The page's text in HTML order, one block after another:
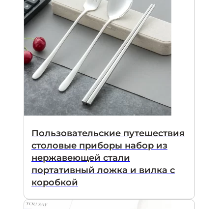
Пользовательские путешествия
столовые приборы набор из
нержавеющей стали
портативный ложка и вилка с
коробкой